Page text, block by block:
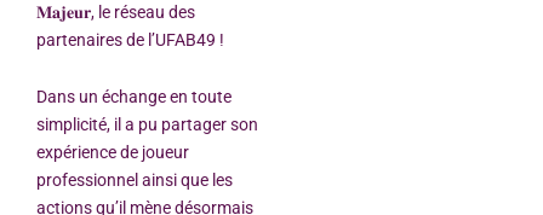
𝐌𝐚𝐣𝐞𝐮𝐫, le réseau des
partenaires de l’UFAB49 !
Dans un échange en toute
simplicité, il a pu partager son
expérience de joueur
professionnel ainsi que les
actions qu’il mène désormais